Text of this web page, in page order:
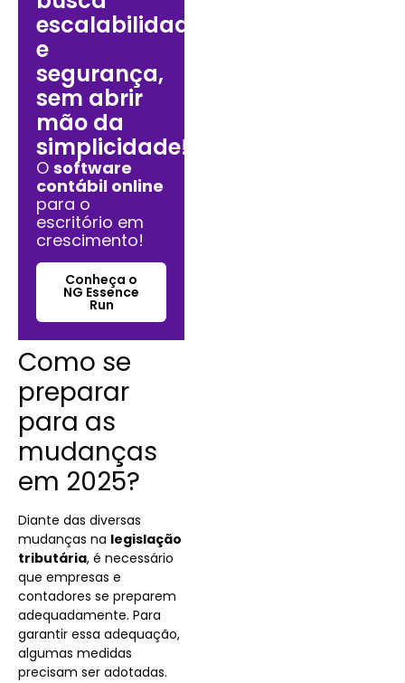
escalabilidade
e
segurança,
sem abrir
mão da
simplicidade!
O software
contábil online
para o
escritório em
crescimento!
Conheça o
NG Essence
Run
Como se
preparar
para as
mudanças
em 2025?
Diante das diversas
mudanças na legislação
tributária, é necessário
que empresas e
contadores se preparem
adequadamente. Para
garantir essa adequação,
algumas medidas
precisam ser adotadas.